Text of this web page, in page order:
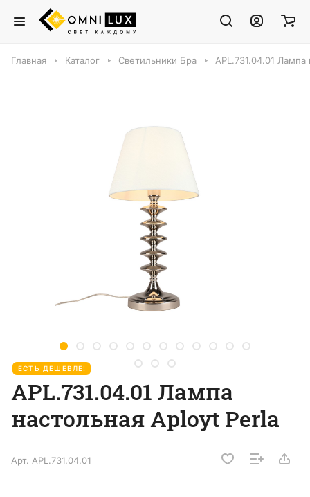
Главная Каталог Светильники Бра APL.731.04.01
ЕСТЬ ДЕШЕВЛЕ!
APL.731.04.01 Лампа
настольная Aployt Perla
Арт. APL.731.04.01